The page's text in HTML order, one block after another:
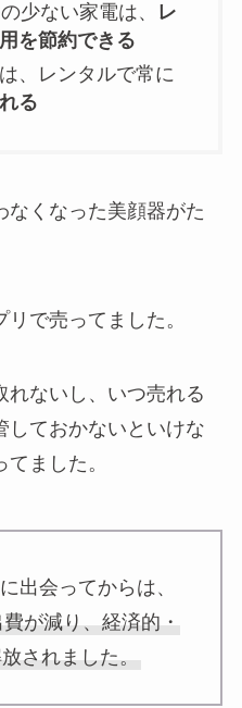
少ない家電は、 レ
を節約できる
、レンタルで常に
る
なくなった美顔器がた
で売ってました。
れないし、いつ売れる
しておかないといけな
ました。
出会ってからは、
が減り、経済的・
されました。